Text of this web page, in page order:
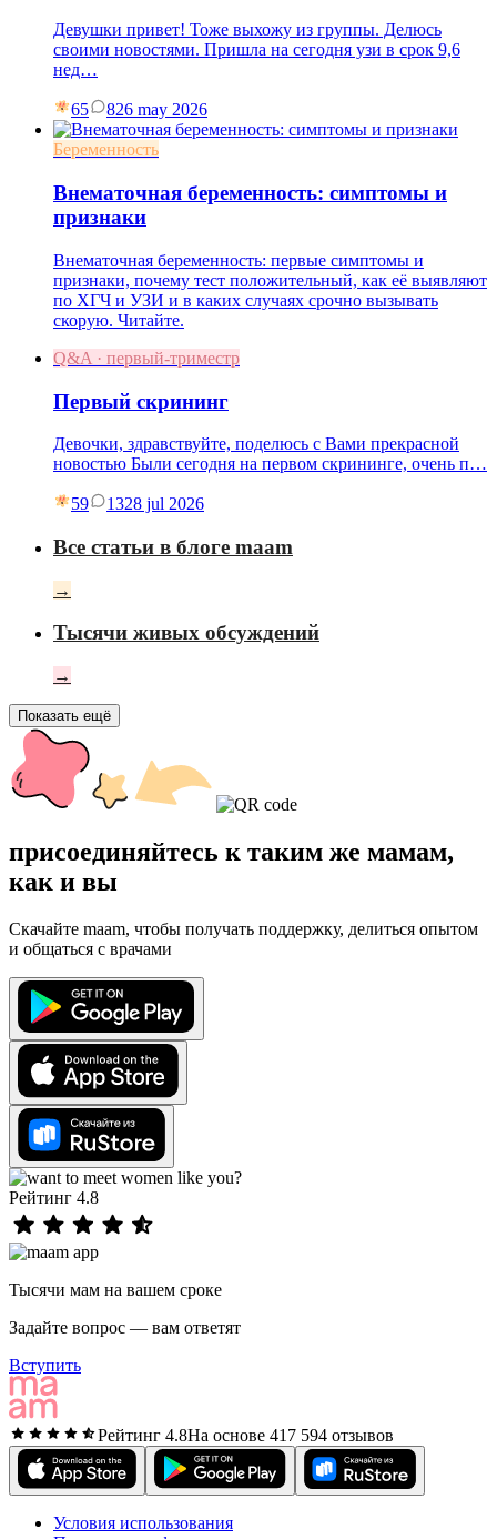
Девушки привет! Тоже выхожу из группы. Делюсь
своими новостями. Пришла на сегодня узи в срок 9,6
нед…
65 826 may 2026
Беременность
Внематочная беременность: симптомы и
признаки
Внематочная беременность: первые симптомы и
признаки, почему тест положительный, как её выявляют
по ХГЧ и УЗИ и в каких случаях срочно вызывать
скорую. Читайте.
Q&A · первый-триместр
Первый скрининг
Девочки, здравствуйте, поделюсь с Вами прекрасной
новостью Были сегодня на первом скрининге, очень п…
59 1328 jul 2026
Все статьи в блоге maam
→
Тысячи живых обсуждений
→
Показать ещё
присоединяйтесь к таким же мамам,
как и вы
Скачайте maam, чтобы получать поддержку, делиться опытом
и общаться с врачами
Рейтинг 4.8
Тысячи мам на вашем сроке
Задайте вопрос — вам ответят
Вступить
Рейтинг 4.8На основе 417 594 отзывов
Условия использования